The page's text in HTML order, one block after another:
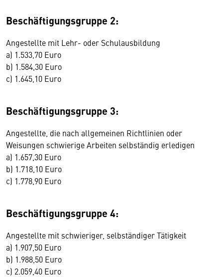
Beschäftigungsgruppe 2:
Angestellte mit Lehr- oder Schulausbildung
a) 1.533,70 Euro
b) 1.584,30 Euro
c) 1.645,10 Euro
Beschäftigungsgruppe 3:
Angestellte, die nach allgemeinen Richtlinien oder
Weisungen schwierige Arbeiten selbständig erledigen
a) 1.657,30 Euro
b) 1.718,10 Euro
c) 1.778,90 Euro
Beschäftigungsgruppe 4:
Angestellte mit schwieriger, selbständiger Tätigkeit
a) 1.907,50 Euro
b) 1.988,50 Euro
c) 2.059,40 Euro